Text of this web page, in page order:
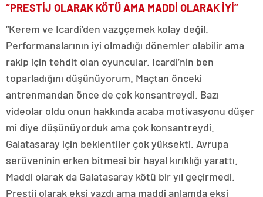
“PRESTİJ OLARAK KÖTÜ AMA MADDİ OLARAK İYİ”
“Kerem ve Icardi’den vazgçemek kolay değil.
Performanslarının iyi olmadığı dönemler olabilir ama
rakip için tehdit olan oyuncular. Icardi’nin ben
toparladığını düşünüyorum. Maçtan önceki
antrenmandan önce de çok konsantreydi. Bazı
videolar oldu onun hakkında acaba motivasyonu düşer
mi diye düşünüyorduk ama çok konsantreydi.
Galatasaray için beklentiler çok yüksekti. Avrupa
serüveninin erken bitmesi bir hayal kırıklığı yarattı.
Maddi olarak da Galatasaray kötü bir yıl geçirmedi.
Prestij olarak eksi yazdı ama maddi anlamda eksi